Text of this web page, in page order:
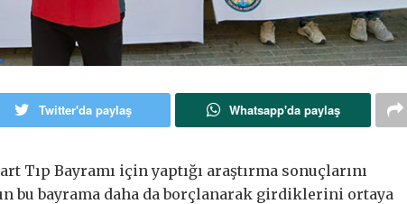
Twitter'da paylaş Whatsapp'da paylaş
Tıp Bayramı için yaptığı araştırma sonuçlarını
bu bayrama daha da borçlanarak girdiklerini ortaya